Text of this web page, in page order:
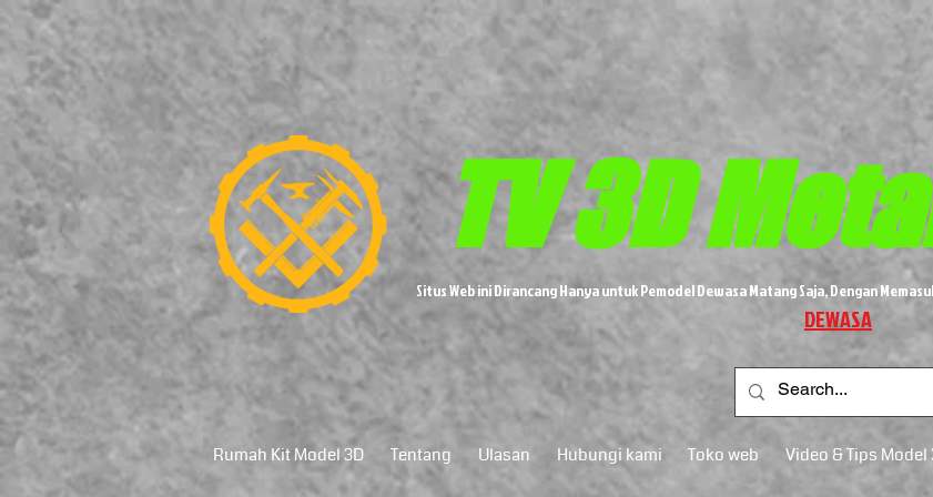
TV 3D
Situs Web ini Dirancang Hanya untuk Pemodel Dewasa Matang Saja, Dengan
DEWASA
Rumah Kit Model 3D Tentang Ulasan Hubungi kami Toko web Video & Tips Model